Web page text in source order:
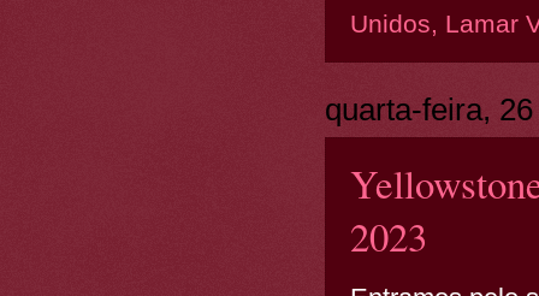
Unidos, Lamar
quarta-feira,
2023